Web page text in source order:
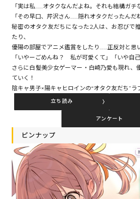
コミックパルフェ
コミックエッセイ
閉じる
「実は私……オタクなんだよね。それも結構ガチ
「その早口、芹沢さん……隠れオタクだったんだ
秘密のオタク友だちになった2人は、お忍びで
たり、
優陽の部屋でアニメ鑑賞をしたり……正反対と思
「いやーごめんね？ 私が可愛くて」「いや自己
さらに白髪美少女ゲーマー・白崎乃愛も現れ、
ていく！
陰キャ男子×陽キャヒロインの“オタク友だち”ラ
立ち読み
アンケート
ピンナップ